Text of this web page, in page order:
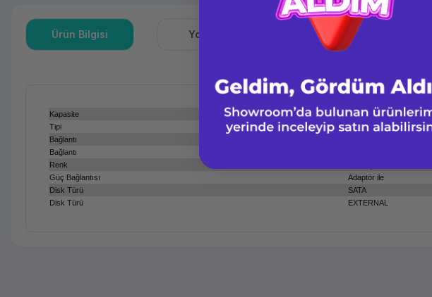
Ürün Bilgisi Yorumlar Soru & Cevap
Kapasite
10 TB
Tipi
3.5 inç
Bağlantı
Bağlantı
Renk
Güç Bağlantısı
Adaptör ile
Disk Türü
SATA
Disk Türü
EXTERNAL